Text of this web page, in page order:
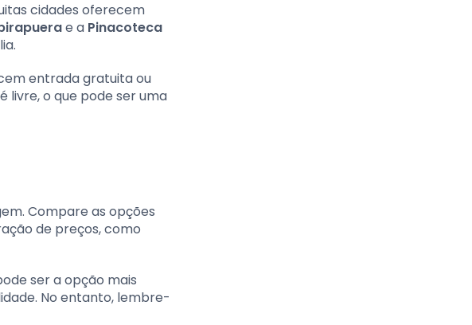
cidades oferecem
e a Pinacoteca
entrada gratuita ou
livre, o que pode ser uma
Compare as opções
de preços, como
ser a opção mais
No entanto, lembre-